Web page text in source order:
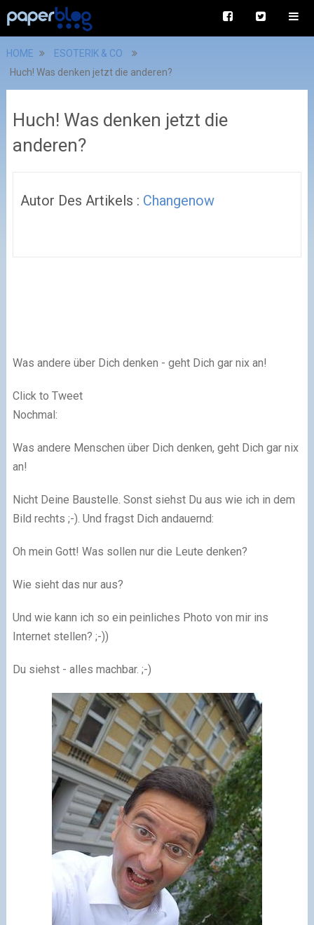
HOME
ESOTERIK & CO
Huch! Was denken jetzt die anderen?
Huch! Was denken jetzt die
anderen?
Autor Des Artikels : Changenow
Was andere über Dich denken - geht Dich gar nix an!
Click to Tweet
Nochmal:
Was andere Menschen über Dich denken, geht Dich gar nix
an!​
Nicht Deine Baustelle. Sonst siehst Du aus wie ich in dem
Bild rechts ;-). Und fragst Dich andauernd:
Oh mein Gott! Was sollen nur die Leute denken?
Wie sieht das nur aus?
Und wie kann ich so ein peinliches Photo von mir ins
Internet stellen? ;-))
Du siehst - alles machbar. ;-)​